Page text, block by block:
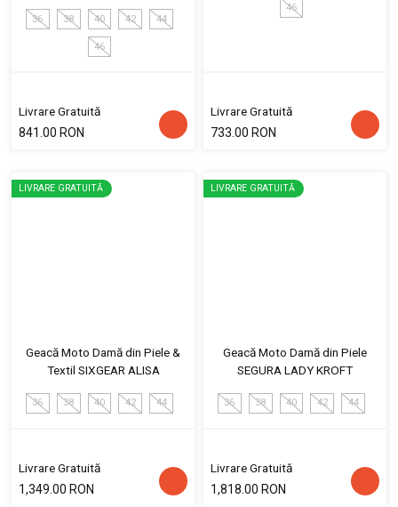
36 38 40 42 44
46
Livrare Gratuită
841.00 RON
46
Livrare Gratuită
733.00 RON
LIVRARE GRATUITĂ
Geacă Moto Damă din Piele &
Textil SIXGEAR ALISA
36 38 40 42 44
Livrare Gratuită
1,349.00 RON
LIVRARE GRATUITĂ
Geacă Moto Damă din Piele
SEGURA LADY KROFT
36 38 40 42 44
Livrare Gratuită
1,818.00 RON